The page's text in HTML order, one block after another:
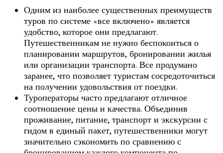
Одним из наиболее существенных преимуществ
туров по системе «все включено» является
удобство, которое они предлагают.
Путешественникам не нужно беспокоиться о
планировании маршрутов, бронировании жилья
или организации транспорта. Все продумано
заранее, что позволяет туристам сосредоточиться
на получении удовольствия от поездки.
Туроператоры часто предлагают отличное
соотношение цены и качества. Объединив
проживание, питание, транспорт и экскурсии с
гидом в единый пакет, путешественники могут
значительно сэкономить по сравнению с